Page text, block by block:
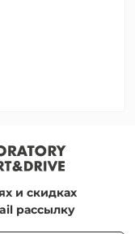
и скидках
рассылку